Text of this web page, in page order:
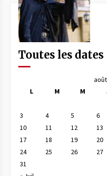
Toutes les dates
L
M M
3
4 5 6
10
11 12 13
17
18 19 20
24
25 26 27
31